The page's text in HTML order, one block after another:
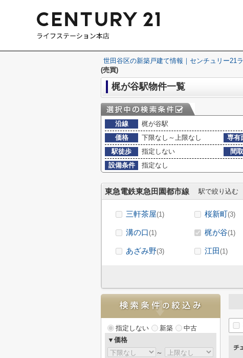
世田谷区の新築戸建て情報｜センチュリー21
(売買)
梶が谷駅物件一覧
沿線
梶が谷駅
価格
下限なし～上限なし 専有
駅徒歩
指定しない 間
設備条件
指定なし
東急電鉄東急田園都市線 駅で絞り込む
三軒茶屋(1) 桜新町(3)
溝の口(1) 梶が谷(1)
あざみ野(3) 江田(1)
指定しない 新築
中古
▼価格
～